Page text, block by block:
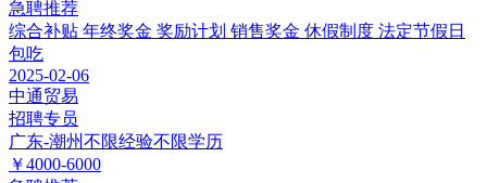
急聘推荐
综合补贴 年终奖金 奖励计划 销售奖金 休假制度 法定节假日
包吃
2025-02-06
中通贸易
招聘专员
广东-潮州不限经验不限学历
￥4000-6000